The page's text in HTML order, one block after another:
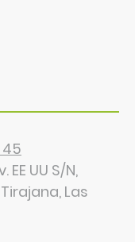
45
EE UU S/N,
Las